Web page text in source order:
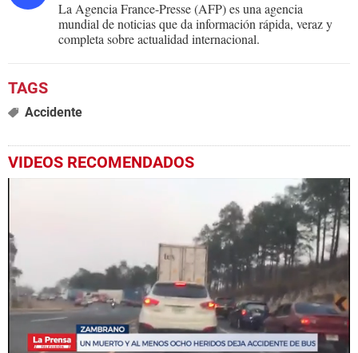
La Agencia France-Presse (AFP) es una agencia
mundial de noticias que da información rápida, veraz y
completa sobre actualidad internacional.
Accidente
VIDEOS RECOMENDADOS